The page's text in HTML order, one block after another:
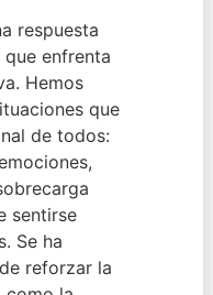
respuesta
enfrenta
Hemos
que
de todos:
sentirse
Se ha
reforzar la